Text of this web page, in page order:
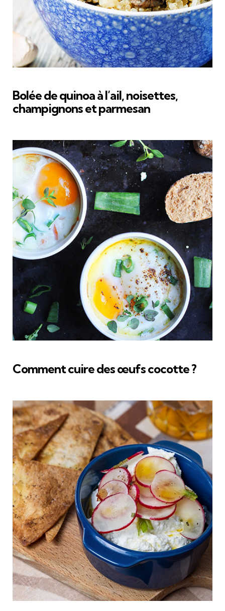
Bolée de quinoa à l’ail, noisettes,
champignons et parmesan
Comment cuire des œufs cocotte ?